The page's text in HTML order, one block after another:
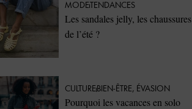
MODETENDANCES
Les sandales jelly, les chaussures
de l’été ?
CULTUREBIEN-ÊTRE, ÉVASION
Pourquoi les vacances en solo